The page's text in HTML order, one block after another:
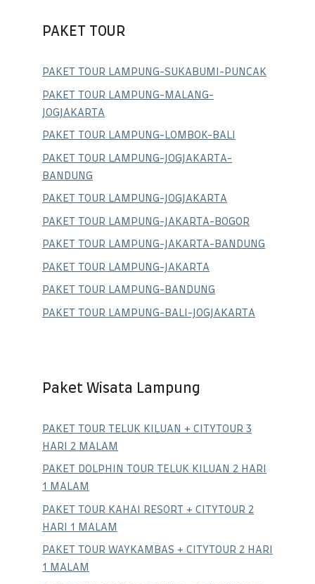
PAKET TOUR
PAKET TOUR LAMPUNG-SUKABUMI-PUNCAK
PAKET TOUR LAMPUNG-MALANG-
JOGJAKARTA
PAKET TOUR LAMPUNG-LOMBOK-BALI
PAKET TOUR LAMPUNG-JOGJAKARTA-
BANDUNG
PAKET TOUR LAMPUNG-JOGJAKARTA
PAKET TOUR LAMPUNG-JAKARTA-BOGOR
PAKET TOUR LAMPUNG-JAKARTA-BANDUNG
PAKET TOUR LAMPUNG-JAKARTA
PAKET TOUR LAMPUNG-BANDUNG
PAKET TOUR LAMPUNG-BALI-JOGJAKARTA
Paket Wisata Lampung
PAKET TOUR TELUK KILUAN + CITYTOUR 3
HARI 2 MALAM
PAKET DOLPHIN TOUR TELUK KILUAN 2 HARI
1 MALAM
PAKET TOUR KAHAI RESORT + CITYTOUR 2
HARI 1 MALAM
PAKET TOUR WAYKAMBAS + CITYTOUR 2 HARI
1 MALAM